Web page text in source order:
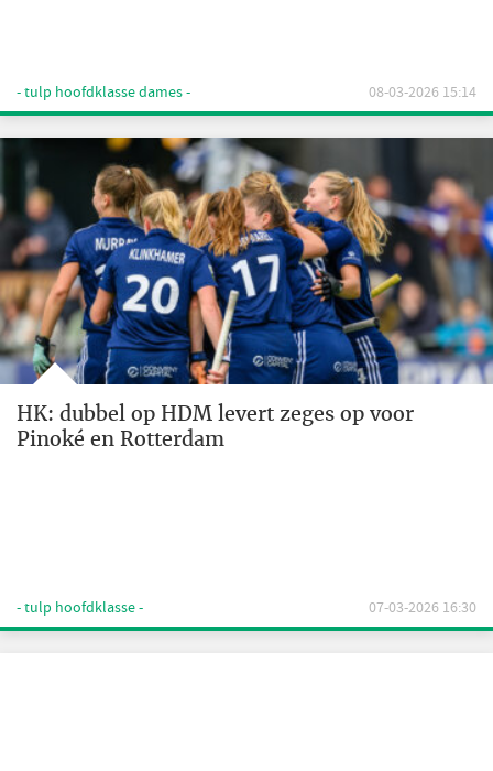
- tulp hoofdklasse dames - 08-03-2026 15:14
HK: dubbel op HDM levert zeges op voor
Pinoké en Rotterdam
- tulp hoofdklasse - 07-03-2026 16:30